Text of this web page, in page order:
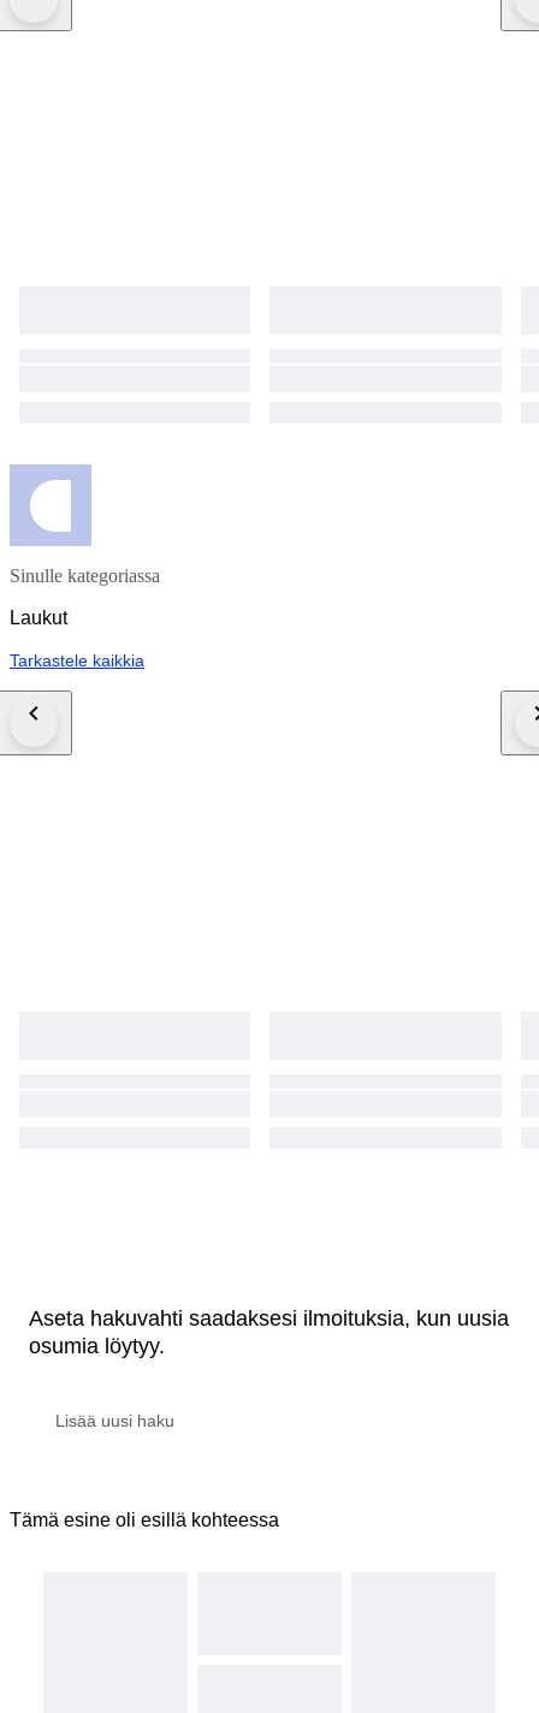
Sinulle kategoriassa
Laukut
Tarkastele kaikkia
Aseta hakuvahti saadaksesi ilmoituksia, kun uusia
osumia löytyy.
Tämä esine oli esillä kohteessa